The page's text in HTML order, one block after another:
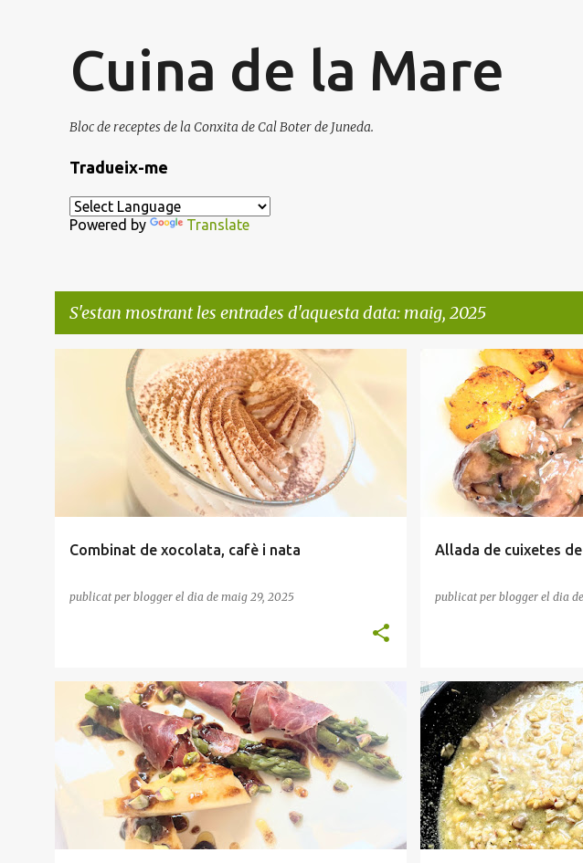
Cuina de la Mare
Bloc de receptes de la Conxita de Cal Boter de Juneda.
Tradueix-me
Powered by Translate
S'estan mostrant les entrades d'aquesta data: maig, 2025
Combinat de xocolata, cafè i nata
publicat per blogger el dia de maig 29, 2025
POSTRES COPA XOCOLATA
Allada de cuixetes
publicat per blogger el dia
FREGIDORA AIRE
AMANIDA ENTRANT ESPÀRRECS FESTUCS
VINAGRETA
ARRÒS CALDÓS